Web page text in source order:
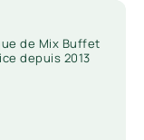
de Mix Buffet
depuis 2013